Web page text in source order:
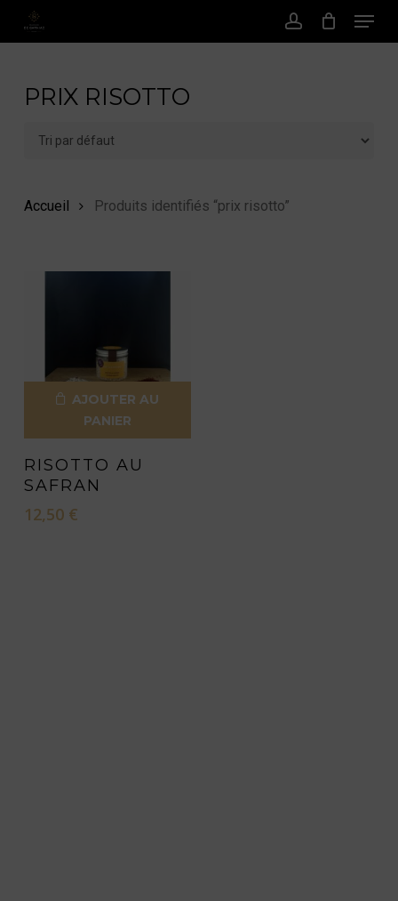
Passer
principal
Compte
Menu
PRIX RISOTTO
Accueil Produits identifiés “prix risotto”
AJOUTER AU
PANIER
RISOTTO AU
SAFRAN
12,50 €